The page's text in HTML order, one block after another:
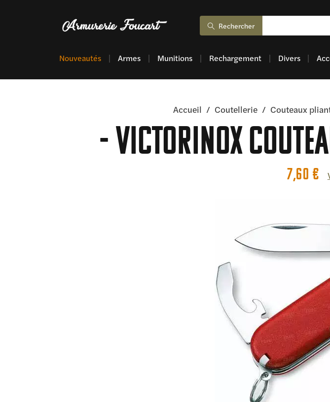
Rechercher
Nouveautés Armes Munitions Rechargement Divers
Accueil / Coutellerie / Couteaux
Victorinox
7,60€